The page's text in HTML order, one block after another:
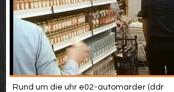
Rund um die uhr e02-automarder (ddr